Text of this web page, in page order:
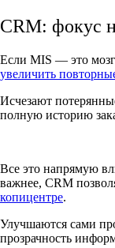
CRM: фокус
Если MIS — это мозг
увеличить
Исчезают
полную историю
Все это напрямую
важнее, CRM
копицентре.
Улучшаются сами
прозрачность